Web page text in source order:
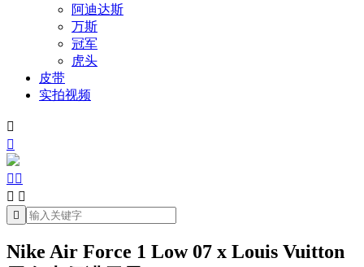
阿迪达斯
万斯
冠军
虎头
皮带
实拍视频


 
 

Nike Air Force 1 Low 07 x Louis Vuitton